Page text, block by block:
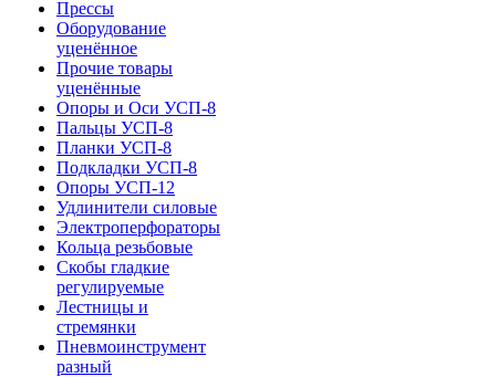
Прессы
Оборудование
уценённое
Прочие товары
уценённые
Опоры и Оси УСП-8
Пальцы УСП-8
Планки УСП-8
Подкладки УСП-8
Опоры УСП-12
Удлинители силовые
Электроперфораторы
Кольца резьбовые
Скобы гладкие
регулируемые
Лестницы и
стремянки
Пневмоинструмент
разный